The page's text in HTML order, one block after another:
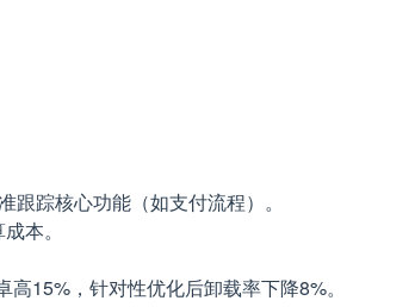
踪核心功能（如支付流程）。
本。
15%，针对性优化后卸载率下降8%。